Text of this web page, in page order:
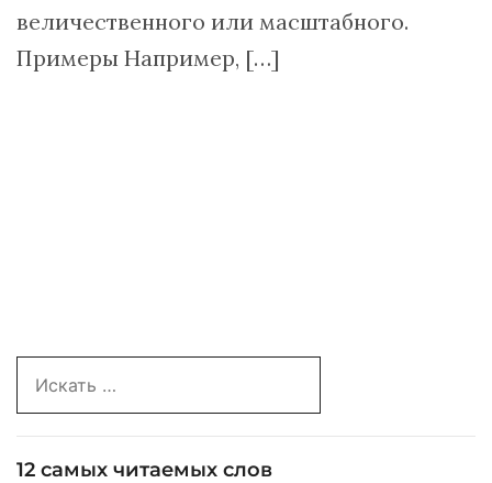
величественного или масштабного.
Примеры Например, […]
for:
12 самых читаемых слов